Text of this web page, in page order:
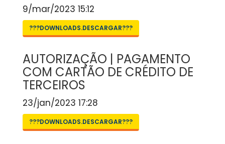
9/mar/2023 15:12
???DOWNLOADS.DESCARGAR???
AUTORIZAÇÃO | PAGAMENTO
COM CARTÃO DE CRÉDITO DE
TERCEIROS
23/jan/2023 17:28
???DOWNLOADS.DESCARGAR???